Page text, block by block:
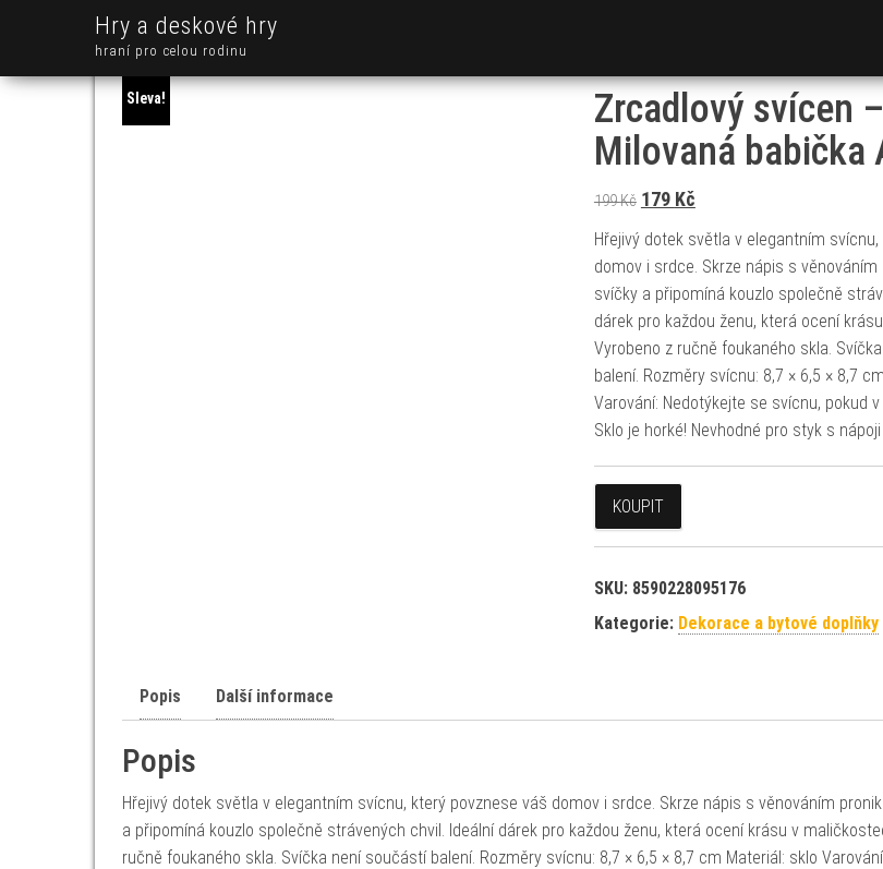
Hry a deskové hry
hraní pro celou rodinu
Sleva!
Zrcadlový svícen –
Milovaná babička
199Kč Původní cena byla: 199 Kč.
179 KčAktuální cena je: 179 Kč.
Hřejivý dotek světla v elegantním
domov i srdce. Skrze nápis s
svíčky a připomíná kouzlo společně
dárek pro každou ženu, která ocení
Vyrobeno z ručně foukaného skla.
balení. Rozměry svícnu: 8,7 × 6,5 × 8,7
Varování: Nedotýkejte se svícnu, pokud
Sklo je horké! Nevhodné pro styk s
KOUPIT
SKU: 8590228095176
Kategorie: Dekorace a bytové doplňky
Popis Další informace
Popis
Hřejivý dotek světla v elegantním svícnu, který povznese váš domov i srdce. Skrze nápis s věnováním
a připomíná kouzlo společně strávených chvil. Ideální dárek pro každou ženu, která ocení krásu v
ručně foukaného skla. Svíčka není součástí balení. Rozměry svícnu: 8,7 × 6,5 × 8,7 cm Materiál: sklo